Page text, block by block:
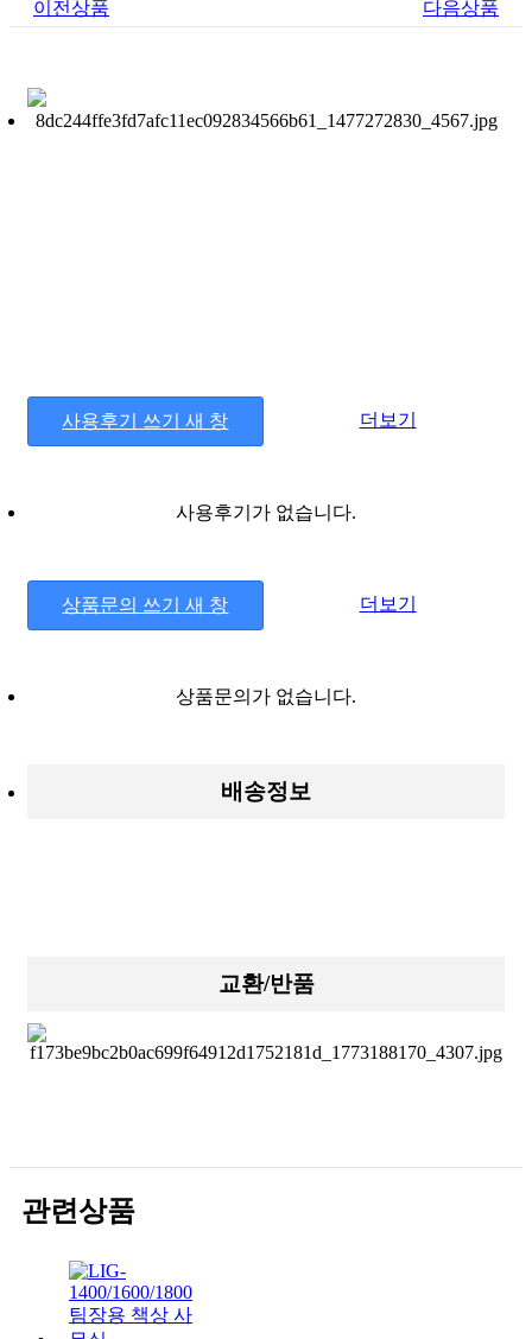
이전상품 다음상품
사용후기 쓰기 새 창 더보기
사용후기가 없습니다.
상품문의 쓰기 새 창 더보기
상품문의가 없습니다.
배송정보
교환/반품
관련상품